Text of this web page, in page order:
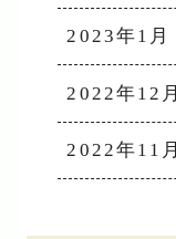
2023年1月
2022年12月
2022年11月